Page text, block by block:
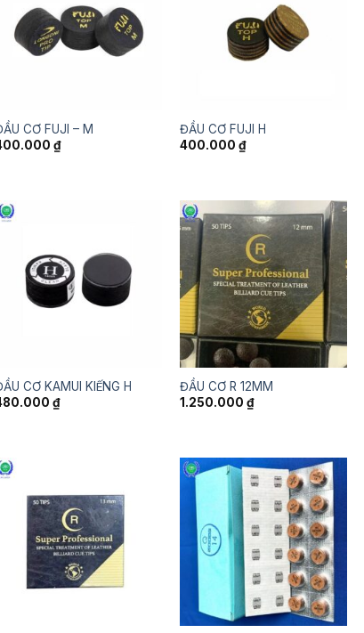
CƠ FUJI – M
₫
ĐẦU CƠ FUJI H
400.000 ₫
CƠ KAMUI KIẾNG H
₫
ĐẦU CƠ R 12MM
1.250.000 ₫